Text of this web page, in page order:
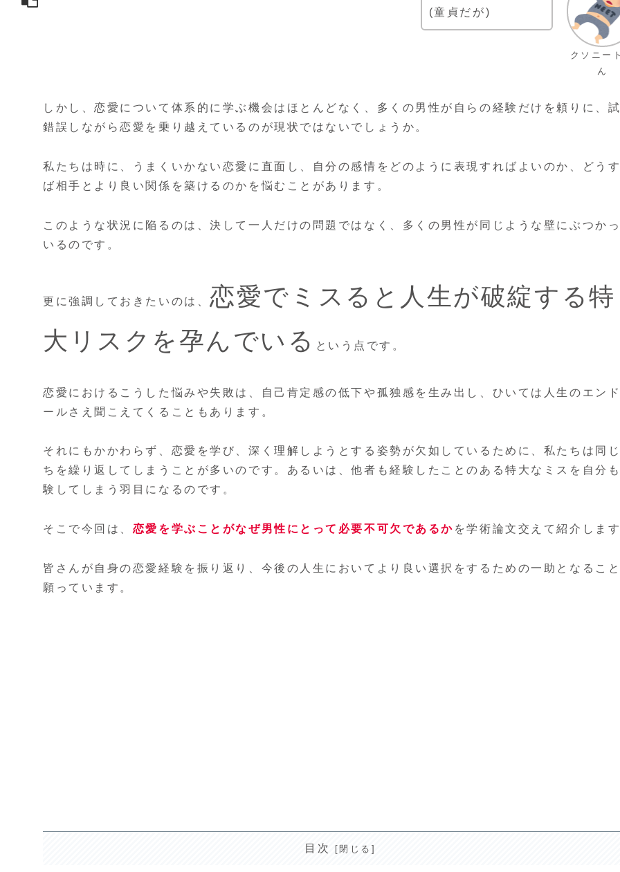
クソニー
ん
(童貞だが)
しかし、恋愛について体系的に学ぶ機会はほとんどなく、多くの男性が自らの経験だけを頼りに、
錯誤しながら恋愛を乗り越えているのが現状ではないでしょうか。
私たちは時に、うまくいかない恋愛に直面し、自分の感情をどのように表現すればよいのか、どう
ば相手とより良い関係を築けるのかを悩むことがあります。
このような状況に陥るのは、決して一人だけの問題ではなく、多くの男性が同じような壁にぶつかっ
いるのです。
更に強調しておきたいのは、 恋愛でミスると人生が破綻する特
大リスクを孕んでいる という点です。
恋愛におけるこうした悩みや失敗は、自己肯定感の低下や孤独感を生み出し、ひいては人生のエンド
ールさえ聞こえてくることもあります。
それにもかかわらず、恋愛を学び、深く理解しようとする姿勢が欠如しているために、私たちは同じ
ちを繰り返してしまうことが多いのです。あるいは、他者も経験したことのある特大なミスを自分
験してしまう羽目になるのです。
そこで今回は、 恋愛を学ぶことがなぜ男性にとって必要不可欠であるか を学術論文交えて紹介します
皆さんが自身の恋愛経験を振り返り、今後の人生においてより良い選択をするための一助となること
願っています。
目次